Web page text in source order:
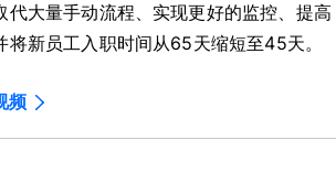
代大量手动流程、实现更好的监控、提高
将新员工入职时间从65天缩短至45天。
频